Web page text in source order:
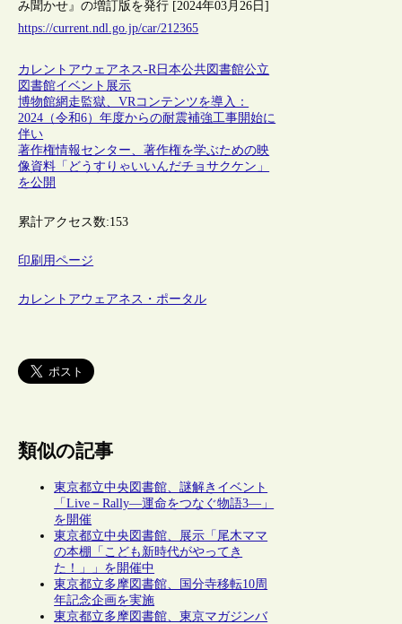
み聞かせ』の増訂版を発行 [2024年03月26日]
https://current.ndl.go.jp/car/212365
カレントアウェアネス-R日本公共図書館公立
図書館イベント 展示
博物館網走監獄、VRコンテンツを導入：
2024（令和6）年度からの耐震補強工事開始に
伴い
著作権情報センター、著作権を学ぶための映
像資料「どうすりゃいいんだチョサクケン」
を公開
累計アクセス数:153
印刷用ページ
カレントアウェアネス・ポータル
類似の記事
東京都立中央図書館、謎解きイベント
「Live－Rally―運命をつなぐ物語3―」
を開催
東京都立中央図書館、展示「尾木ママ
の本棚「こども新時代がやってき
た！」」を開催中
東京都立多摩図書館、国分寺移転10周
年記念企画を実施
東京都立多摩図書館、東京マガジンバ